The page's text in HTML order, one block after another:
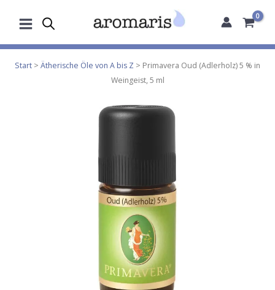
Inhalt
Start > Ätherische Öle von A bis Z > Primavera Oud (Adlerholz) 5 % in
Weingeist, 5 ml